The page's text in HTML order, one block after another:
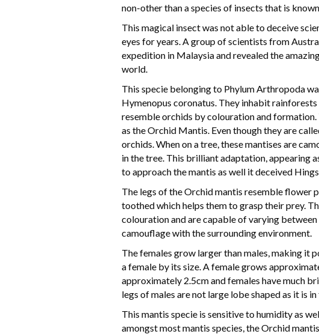
non-other than a species of insects that is
This magical insect was not able to deceive
eyes for years. A group of scientists from
expedition in Malaysia and revealed the
world.
This specie belonging to Phylum Arthropoda
Hymenopus coronatus. They inhabit
resemble orchids by colouration and formation.
as the Orchid Mantis. Even though they are
orchids. When on a tree, these mantises are
in the tree. This brilliant adaptation, appearing
to approach the mantis as well it deceived
The legs of the Orchid mantis resemble flower
toothed which helps them to grasp their prey.
colouration and are capable of varying
camouflage with the surrounding environment.
The females grow larger than males, making it
a female by its size. A female grows
approximately 2.5cm and females have much
legs of males are not large lobe shaped as it is in
This mantis specie is sensitive to humidity as
amongst most mantis species, the Orchid